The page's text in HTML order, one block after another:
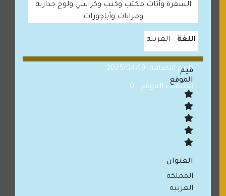
السفرة وأثاث مكتب وكنب وكراسي ولوح جدارية
ومرايات وأباجورات
اللغة العربية
تاريخ الاضافة: 2025/04/19
تقييمات الموقع : 0
قيم
الموقع
العنوان
المملكه
العربيه